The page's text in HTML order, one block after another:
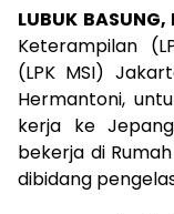
LUBUK
Keterampilan
(LPK MSI)
Hermantoni,
kerja ke
bekerja di
dibidang